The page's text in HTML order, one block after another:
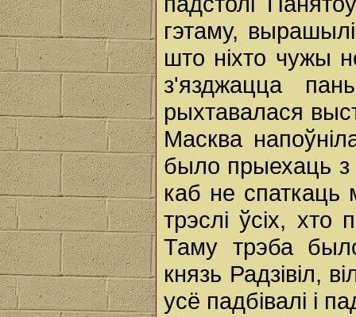
гэтаму,
што ніхто чужы
з'язджацца
рыхтавалася
Масква
было прыехаць з
каб не спаткаць
трэслі ўсіх, хто
Таму трэба
князь Радзівіл,
усё падбівалі i